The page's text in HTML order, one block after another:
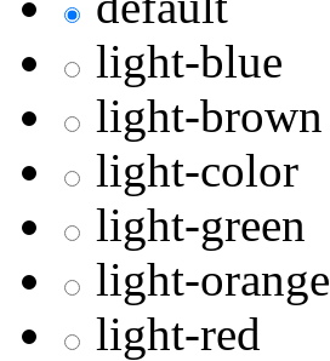
light-blue
light-brown
light-color
light-green
light-orange
light-red